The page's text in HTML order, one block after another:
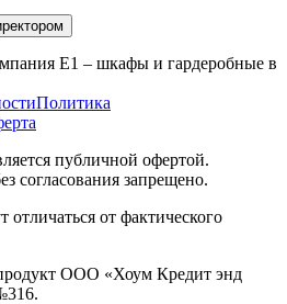
Е1 – шкафы и гардеробные в
Политика
публичной офертой.
согласования запрещено.
от фактического
ООО «Хоум Кредит энд